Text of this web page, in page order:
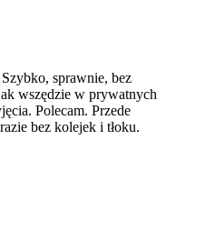
sprawnie, bez
wszędzie w prywatnych
Polecam. Przede
bez kolejek i tłoku.